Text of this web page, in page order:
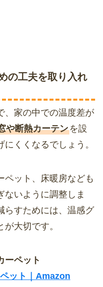
の工夫を取り入れ
、家の中での温度差が
や断熱カーテン を設
くくなるでしょう。
ペット、床暖房なども
ないように調整しま
らすためには、温感グ
大切です。
ーペット
ット｜Amazon